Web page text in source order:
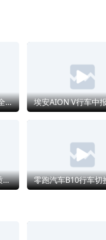
奇瑞瑞虎8行驶中故障灯全亮且刹车失灵，严重威胁行车安全
腾势D9 DM变速箱频发质量问题，门店不作为迟迟不解决